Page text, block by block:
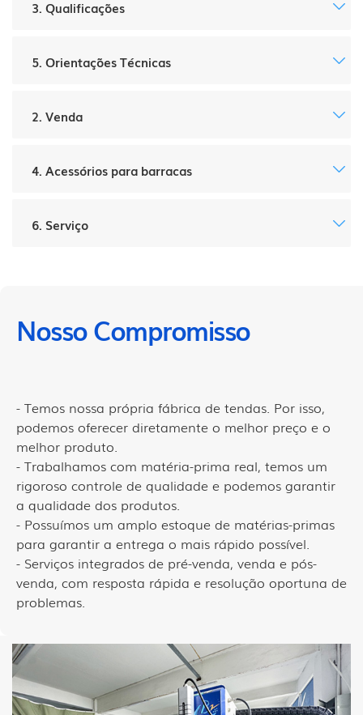
3. Qualificações
5. Orientações Técnicas
2. Venda
4. Acessórios para barracas
6. Serviço
Nosso Compromisso
- Temos nossa própria fábrica de tendas. Por isso,
podemos oferecer diretamente o melhor preço e o
melhor produto.
- Trabalhamos com matéria-prima real, temos um
rigoroso controle de qualidade e podemos garantir
a qualidade dos produtos.
- Possuímos um amplo estoque de matérias-primas
para garantir a entrega o mais rápido possível.
- Serviços integrados de pré-venda, venda e pós-
venda, com resposta rápida e resolução oportuna de
problemas.